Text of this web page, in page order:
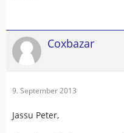
Coxbazar
9. September 2013
Jassu Peter,